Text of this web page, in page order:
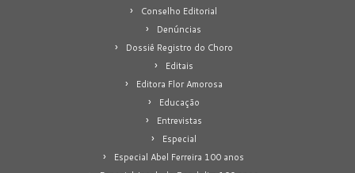
Conselho Editorial
Denúncias
Dossiê Registro do Choro
Editais
Editora Flor Amorosa
Educação
Entrevistas
Especial
Especial Abel Ferreira 100 anos